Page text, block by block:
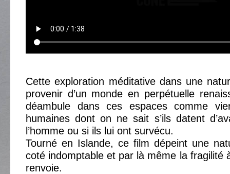
Cette exploration méditative dans une
provenir d’un monde en perpétuelle
déambule dans ces espaces comme
humaines dont on ne sait s’ils datent
l’homme ou si ils lui ont survécu.
Tourné en Islande, ce film dépeint une
coté indomptable et par là même la fragilité
renvoie.